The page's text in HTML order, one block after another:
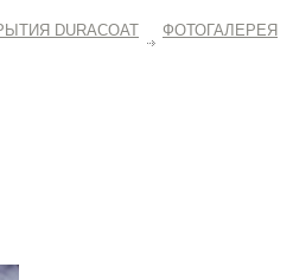
DURACOAT
ФОТОГАЛЕРЕЯ